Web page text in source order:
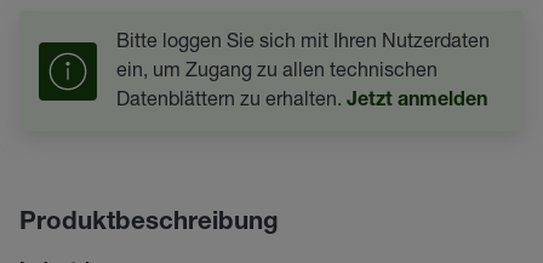
Bitte loggen Sie sich mit Ihren Nutzerdaten
ein, um Zugang zu allen technischen
Datenblättern zu erhalten. Jetzt anmelden
Produktbeschreibung